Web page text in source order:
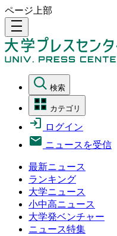
ページ上部
density_medium
検索
カテゴリ
ログイン
ニュースを受信
最新ニュース
ランキング
大学ニュース
小中高ニュース
大学発ベンチャー
ニュース特集